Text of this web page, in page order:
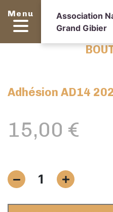
Menu
Association
Grand Gibier
Adhésion AD14
15,00 €
quantité
de
1